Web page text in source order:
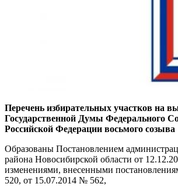
Перечень избирательных участков на
Государственной Думы Федерального
Российской Федерации восьмого созыва
Образованы Постановлением
района Новосибирской области от
изменениями, внесенными
520, от 15.07.2014 № 562,